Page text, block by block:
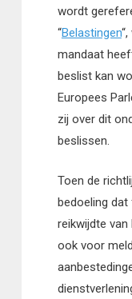
wordt
“Belastingen
mandaat
beslist kan
Europees
zij over dit
beslissen.
Toen de
bedoeling dat
reikwijdte
ook voor